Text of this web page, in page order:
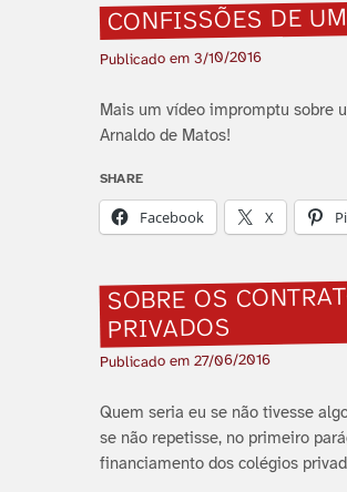
CONFISSÕES DE
Publicado em 3/10/2016
Mais um ví­deo impromptu sobre
Arnaldo de Matos!
SHARE
Facebook X
SOBRE OS
PRIVADOS
Publicado em 27/06/2016
Quem seria eu se não tivesse
se não repetisse, no primeiro
financiamento dos colégios